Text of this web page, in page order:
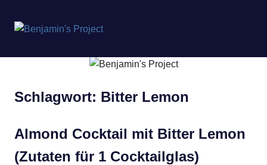
springen
Project
Schlagwort: Bitter Lemon
Almond Cocktail mit Bitter Lemon
(Zutaten für 1 Cocktailglas)